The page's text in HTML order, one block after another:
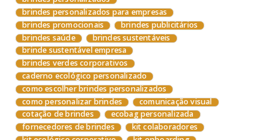
brindes personalizados para empresas
brindes promocionais
brindes publicitários
brindes saúde
brindes sustentáveis
brinde sustentável empresa
brindes verdes corporativos
caderno ecológico personalizado
como escolher brindes personalizados
como personalizar brindes
comunicação visual
cotação de brindes
ecobag personalizada
fornecedores de brindes
kit colaboradores